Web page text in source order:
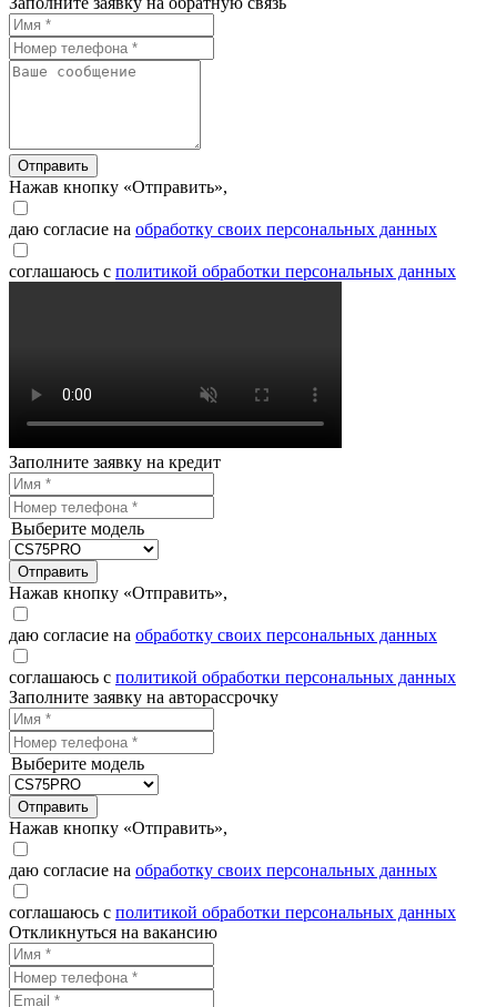
Отправить
Нажав кнопку «Отправить»,
даю согласие на обработку своих персональных данных
соглашаюсь с политикой обработки персональных данных
Заполните заявку на кредит
Выберите модель
Отправить
Нажав кнопку «Отправить»,
даю согласие на обработку своих персональных данных
соглашаюсь с политикой обработки персональных данных
Заполните заявку на авторассрочку
Выберите модель
Отправить
Нажав кнопку «Отправить»,
даю согласие на обработку своих персональных данных
соглашаюсь с политикой обработки персональных данных
Откликнуться на вакансию